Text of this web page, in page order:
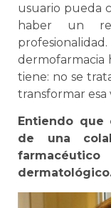
usuario pueda
haber un
dermofarmacia
tiene: no se
transformar esa
Entiendo que
de una